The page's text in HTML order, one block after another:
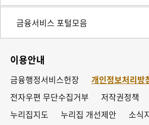
이용안내
금융행정서비스헌장
개인정보처리방
전자우편 무단수집거부
저작권정책
누리집지도
누리집 개선제안
소식